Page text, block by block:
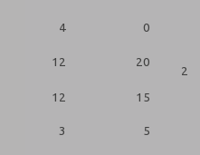
4 0
12 20
2
12 15
3 5